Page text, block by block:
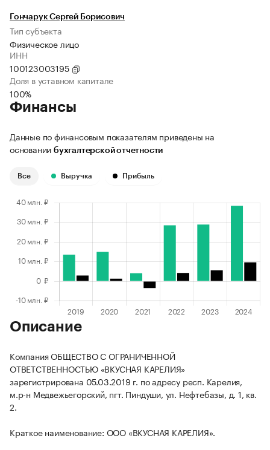
Гончарук Сергей Борисович
Тип субъекта
Физическое лицо
ИНН
100123003195
Доля в уставном капитале
100%
Финансы
Данные по финансовым показателям приведены на
основании бухгалтерской отчетности
Все Выручка Прибыль
Описание
Компания ОБЩЕСТВО С ОГРАНИЧЕННОЙ
ОТВЕТСТВЕННОСТЬЮ «ВКУСНАЯ КАРЕЛИЯ»
зарегистрирована 05.03.2019 г. по адресу респ. Карелия,
м.р-н Медвежьегорский, пгт. Пиндуши, ул. Нефтебазы, д. 1, кв.
2.
Краткое наименование: ООО «ВКУСНАЯ КАРЕЛИЯ».